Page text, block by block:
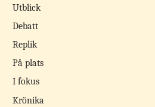
Utblick
Debatt
Replik
På plats
I fokus
Krönika